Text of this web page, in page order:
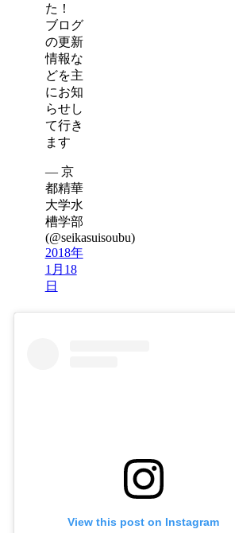
た！
ブログ
の更新
情報な
どを主
にお知
らせし
て行き
ます
— 京
都精華
大学水
槽学部
(@seikasuisoubu)
2018年
1月18
日
View this post on Instagram